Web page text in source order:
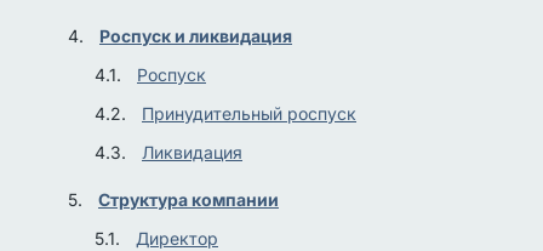
Роспуск и ликвидация
Роспуск
Принудительный роспуск
Ликвидация
Структура компании
Директор